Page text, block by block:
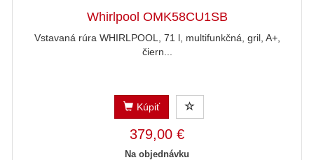
Whirlpool OMK58CU1SB
Vstavaná rúra WHIRLPOOL, 71 l, multifunkčná, gril, A+,
čiern...
Kúpiť
379,00 €
Na objednávku